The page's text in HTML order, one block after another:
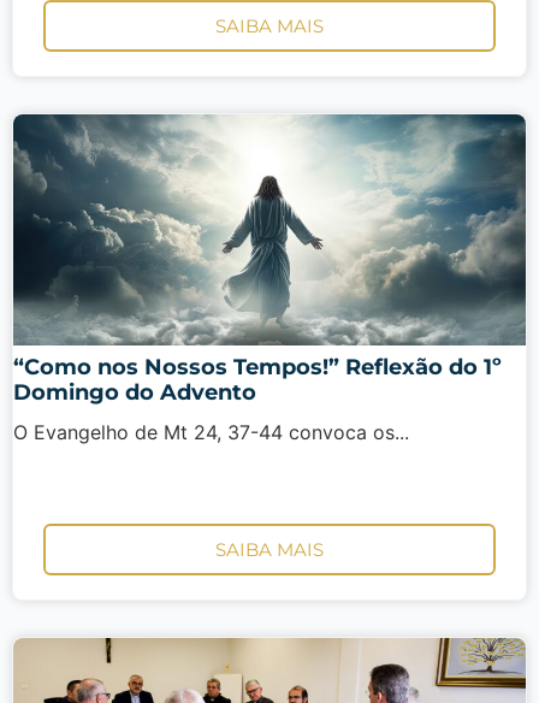
SAIBA MAIS
“Como nos Nossos Tempos!” Reflexão do 1º
Domingo do Advento
O Evangelho de Mt 24, 37-44 convoca os...
SAIBA MAIS